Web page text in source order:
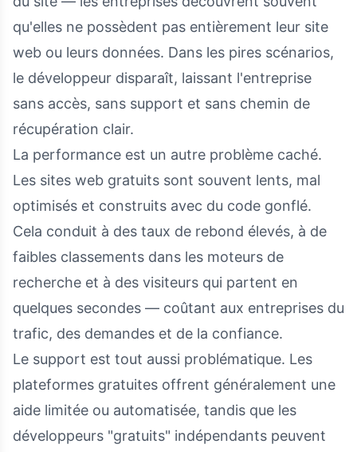
qu'elles ne possèdent pas entièrement leur site
web ou leurs données. Dans les pires scénarios,
le développeur disparaît, laissant l'entreprise
sans accès, sans support et sans chemin de
récupération clair.
La performance est un autre problème caché.
Les sites web gratuits sont souvent lents, mal
optimisés et construits avec du code gonflé.
Cela conduit à des taux de rebond élevés, à de
faibles classements dans les moteurs de
recherche et à des visiteurs qui partent en
quelques secondes — coûtant aux entreprises du
trafic, des demandes et de la confiance.
Le support est tout aussi problématique. Les
plateformes gratuites offrent généralement une
aide limitée ou automatisée, tandis que les
développeurs "gratuits" indépendants peuvent